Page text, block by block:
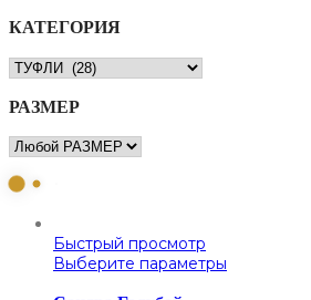
КАТЕГОРИЯ
РАЗМЕР
Быстрый просмотр
Выберите параметры